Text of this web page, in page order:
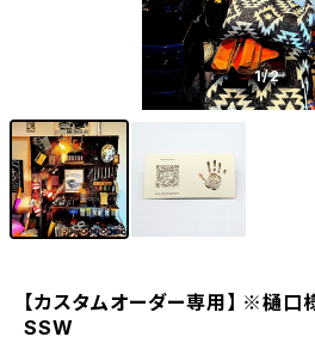
1/2
【カスタムオーダー専用】 ※樋口
SSW